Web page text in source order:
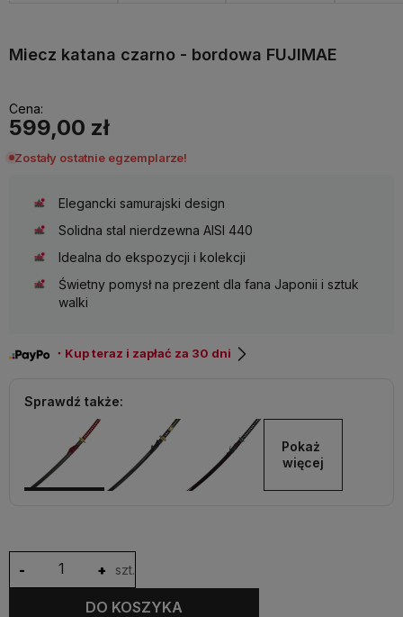
Miecz katana czarno - bordowa FUJIMAE
Cena:
599,00 zł
Zostały ostatnie egzemplarze!
Elegancki samurajski design
Solidna stal nierdzewna AISI 440
Idealna do ekspozycji i kolekcji
Świetny pomysł na prezent dla fana Japonii i sztuk
walki
・Kup teraz i zapłać za 30 dni
Sprawdź także:
Pokaż
więcej
+
- szt.
DO KOSZYKA